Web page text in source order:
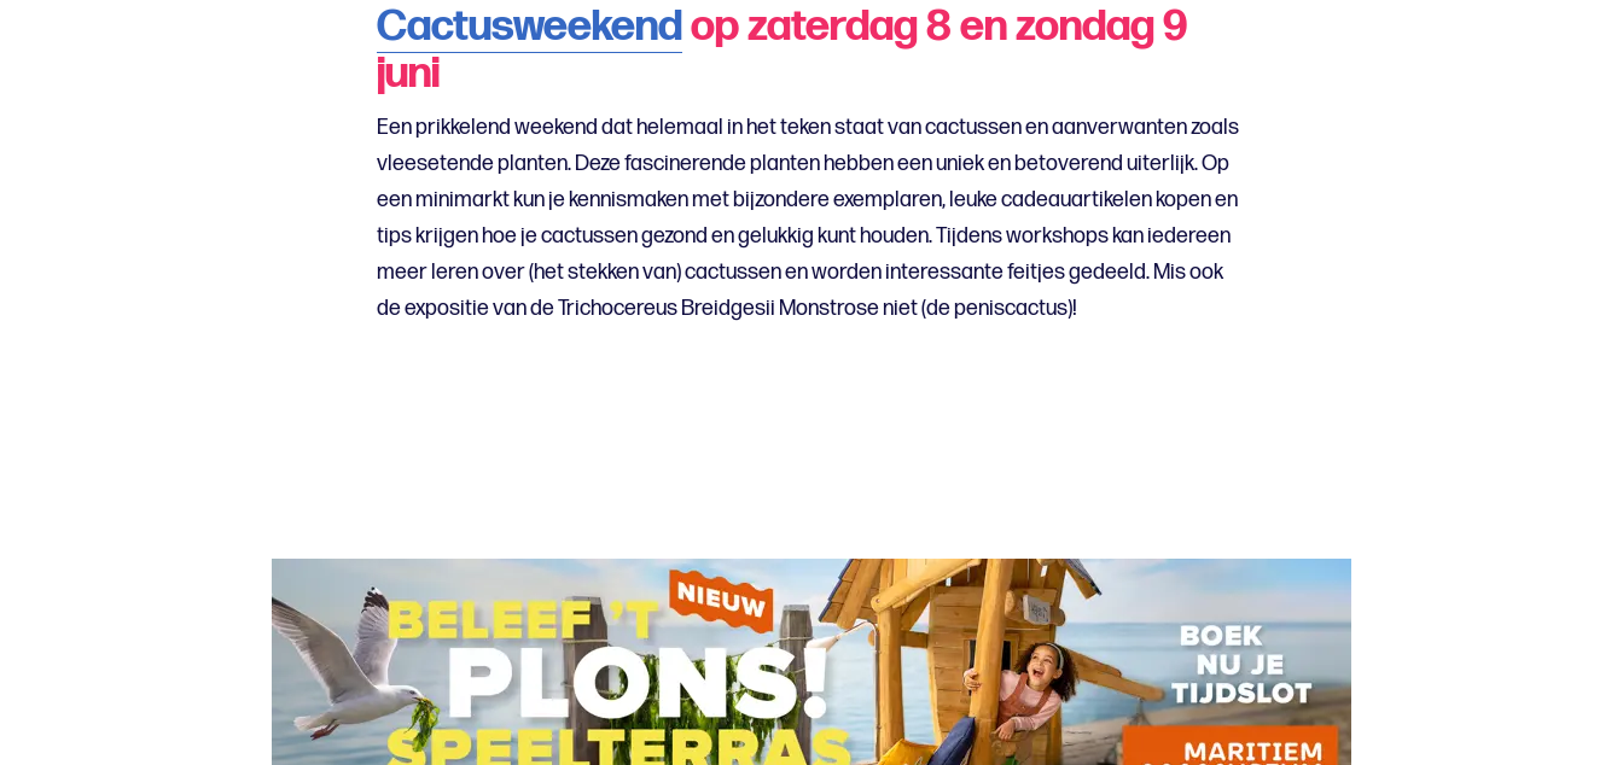
Cactusweekendop zaterdag 8 en zondag 9
juni
Een prikkelend weekend dat helemaal in het teken staat van cactussen en aanverwanten zoals
vleesetende planten. Deze fascinerende planten hebben een uniek en betoverend uiterlijk. Op
een minimarkt kun je kennismaken met bijzondere exemplaren, leuke cadeauartikelen kopen en
tips krijgen hoe je cactussen gezond en gelukkig kunt houden. Tijdens workshops kan iedereen
meer leren over (het stekken van) cactussen en worden interessante feitjes gedeeld. Mis ook
de expositie van de Trichocereus Breidgesii Monstrose niet (de peniscactus)!